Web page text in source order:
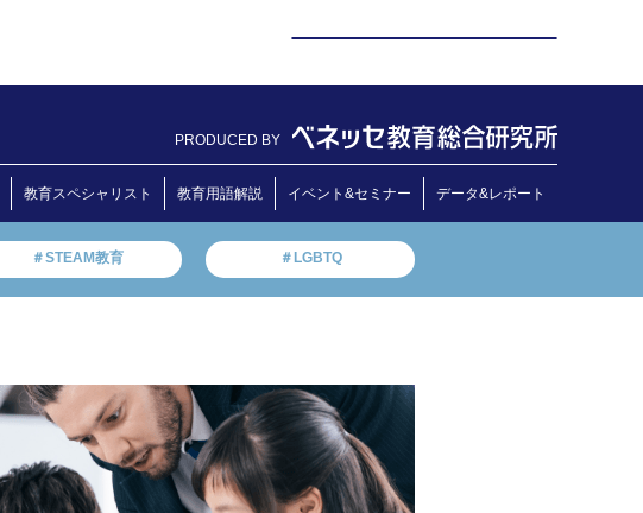
PRODUCED BY
教育スペシャリスト 教育用語解説 イベント&セミナー データ&レポート
＃STEAM教育 ＃LGBTQ